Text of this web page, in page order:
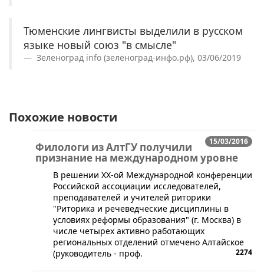
Тюменские лингвисты выделили в русском
языке новый союз "в смысле"
Зеленоград info (зеленоград-инфо.рф), 03/06/2019
Похожие новости
15/03/2016
Филологи из АлтГУ получили
признание на международном уровне
​В решении XX-ой Международной конференции
Российской ассоциации исследователей,
преподавателей и учителей риторики
"Риторика и речеведческие дисциплины в
условиях реформы образования" (г. Москва) в
числе четырех активно работающих
региональных отделений отмечено Алтайское
(руководитель - проф.
2274